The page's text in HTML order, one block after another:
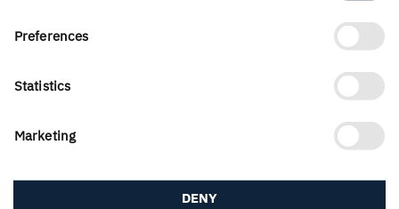
Preferences
Statistics
Marketing
DENY
Holmens verksamhet utgår från skogens kretslopp och de
affärsområden är Skog, Trävaror, Kartong och Papper
samt Energi. Vi är 3 500 medarbetare som skapar värde
för aktieägare, kunder och samhälle. Vår omsättning
uppgick 2025 till nästan 22 Mdkr och aktien är noterad
Uttalande om Modern Slavery Act